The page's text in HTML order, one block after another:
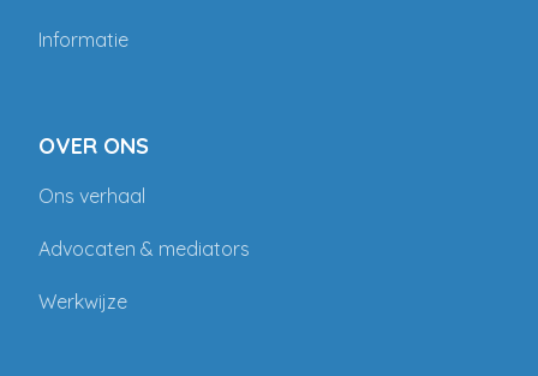
Informatie
OVER ONS
Ons verhaal
Advocaten & mediators
Werkwijze